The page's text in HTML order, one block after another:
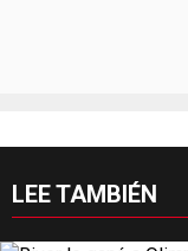
LEE TAMBIÉN